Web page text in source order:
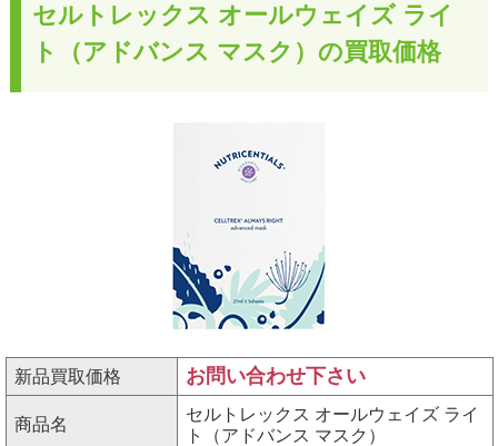
セルトレックス オールウェイズ ライ
ト（アドバンス マスク）の買取価格
新品買取価格 お問い合わせ下さい
商品名
セルトレックス オールウェイズ ライ
ト（アドバンス マスク）